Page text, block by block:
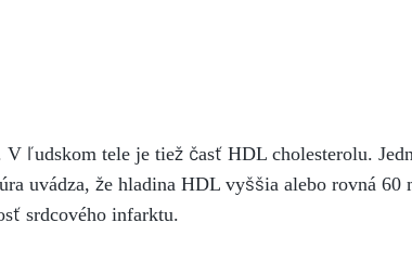
ľudskom tele je tiež časť HDL cholesterolu.
uvádza, že hladina HDL vyššia alebo rovná
srdcového infarktu.